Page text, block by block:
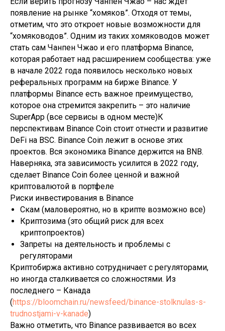
появление на рынке “хомяков”. Отходя от темы,
отметим, что это откроет новые возможности для
“хомяководов”. Одним из таких хомяководов может
стать сам Чанпен Чжао и его платформа Binance,
которая работает над расширением сообщества: уже
в начале 2022 года появилось несколько новых
реферальных программ на бирже Binance. У
платформы Binance есть важное преимущество,
которое она стремится закрепить – это наличие
SuperApp (все сервисы в одном месте)К
перспективам Binance Coin стоит отнести и развитие
DeFi на BSC. Binance Coin лежит в основе этих
проектов. Вся экономика Binance держится на BNB.
Наверняка, эта зависимость усилится в 2022 году,
сделает Binance Coin более ценной и важной
криптовалютой в портфеле
Риски инвестирования в Binance
Скам (маловероятно, но в крипте возможно все)
Криптозима (это общий риск для всех
криптопроектов)
Запреты на деятельность и проблемы с
регуляторами
Криптобиржа активно сотрудничает с регуляторами,
но иногда сталкивается со сложностями. Из
последнего – Канада
(https://bloomchain.ru/newsfeed/binance-stolknulas-s-
trudnostjami-v-kanade)
Важно отметить, что Binance развивается во всех